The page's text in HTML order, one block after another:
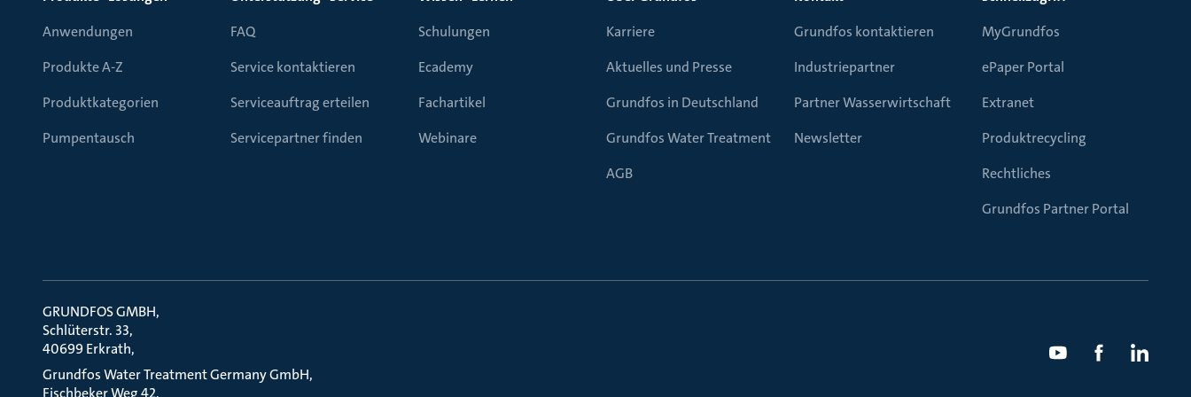
Anwendungen
Produkte A-Z
Produktkategorien
Pumpentausch
FAQ
Service kontaktieren
Serviceauftrag erteilen
Servicepartner finden
Schulungen
Ecademy
Fachartikel
Webinare
Karriere
Aktuelles und Presse
Grundfos in Deutschland
Grundfos Water Treatment
AGB
Grundfos kontaktieren
Industriepartner
Partner Wasserwirtschaft
Newsletter
MyGrundfos
ePaper Portal
Extranet
Produktrecycling
Rechtliches
Grundfos Partner Portal
GRUNDFOS GMBH
Schlüterstr. 33
40699 Erkrath
Grundfos Water Treatment Germany GmbH
Fischbeker Weg 42